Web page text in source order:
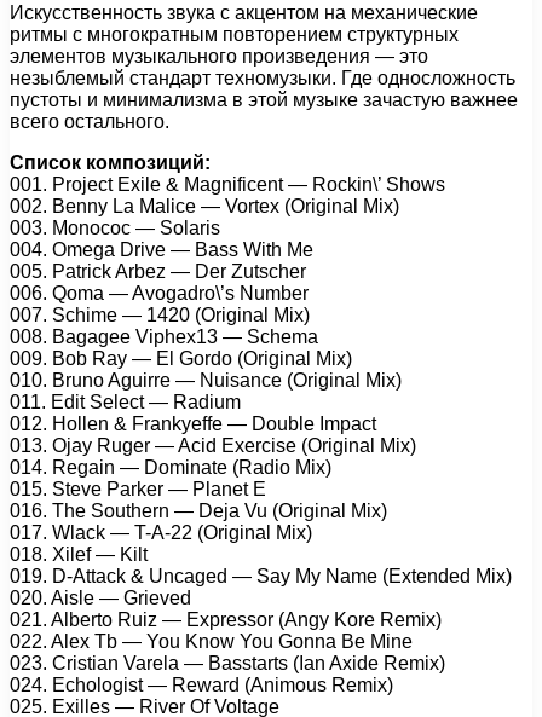
Искусственность звука с акцентом на механические
ритмы с многократным повторением структурных
элементов музыкального произведения — это
незыблемый стандарт техномузыки. Где односложность
пустоты и минимализма в этой музыке зачастую важнее
всего остального.
Список композиций:
001. Project Exile & Magnificent — Rockin\’ Shows
002. Benny La Malice — Vortex (Original Mix)
003. Monococ — Solaris
004. Omega Drive — Bass With Me
005. Patrick Arbez — Der Zutscher
006. Qoma — Avogadro\’s Number
007. Schime — 1420 (Original Mix)
008. Bagagee Viphex13 — Schema
009. Bob Ray — El Gordo (Original Mix)
010. Bruno Aguirre — Nuisance (Original Mix)
011. Edit Select — Radium
012. Hollen & Frankyeffe — Double Impact
013. Ojay Ruger — Acid Exercise (Original Mix)
014. Regain — Dominate (Radio Mix)
015. Steve Parker — Planet E
016. The Southern — Deja Vu (Original Mix)
017. Wlack — T-A-22 (Original Mix)
018. Xilef — Kilt
019. D-Attack & Uncaged — Say My Name (Extended Mix)
020. Aisle — Grieved
021. Alberto Ruiz — Expressor (Angy Kore Remix)
022. Alex Tb — You Know You Gonna Be Mine
023. Cristian Varela — Basstarts (Ian Axide Remix)
024. Echologist — Reward (Animous Remix)
025. Exilles — River Of Voltage